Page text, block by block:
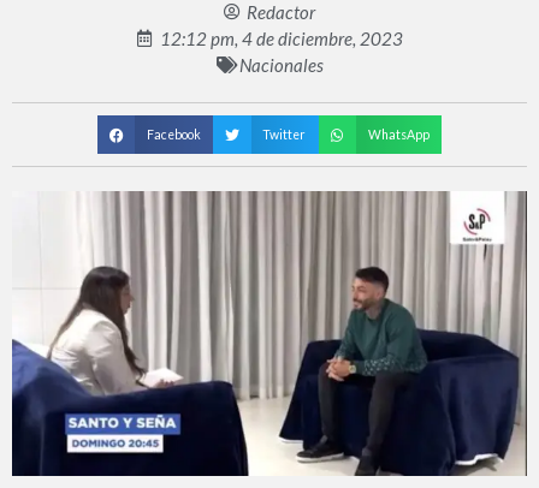
Redactor
12:12 pm, 4 de diciembre, 2023
Nacionales
Facebook Twitter WhatsApp